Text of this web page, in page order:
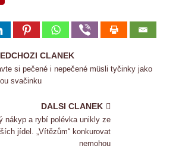
CLANEK
si pečené i nepečené müsli tyčinky jako
svačinku
DALSI CLANEK
nákyp a rybí polévka unikly ze
jídel. „Vítězům“ konkurovat
nemohou